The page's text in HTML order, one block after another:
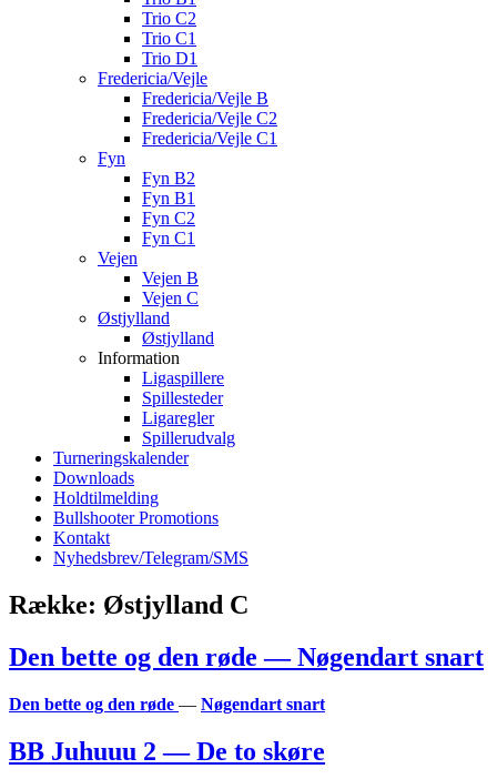
Trio C2
Trio C1
Trio D1
Fredericia/Vejle
Fredericia/Vejle B
Fredericia/Vejle C2
Fredericia/Vejle C1
Fyn
Fyn B2
Fyn B1
Fyn C2
Fyn C1
Vejen
Vejen B
Vejen C
Østjylland
Østjylland
Information
Ligaspillere
Spillesteder
Ligaregler
Spillerudvalg
Turneringskalender
Downloads
Holdtilmelding
Bullshooter Promotions
Kontakt
Nyhedsbrev/Telegram/SMS
Række: Østjylland C
Den bette og den røde — Nøgendart snart
Den bette og den røde — Nøgendart snart
BB Juhuuu 2 — De to skøre